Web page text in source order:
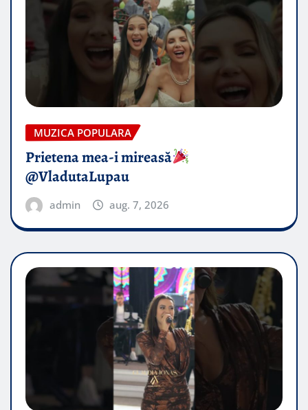
MUZICA POPULARA
Prietena mea-i mireasă​
@VladutaLupau
admin aug. 7, 2026